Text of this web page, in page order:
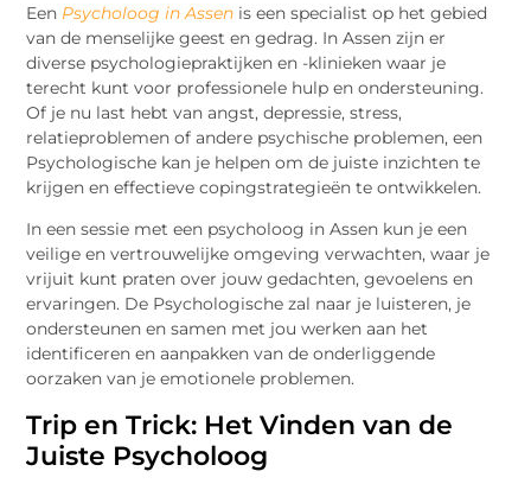
Een Psycholoog in Assen is een specialist op het gebied
van de menselijke geest en gedrag. In Assen zijn er
diverse psychologiepraktijken en -klinieken waar je
terecht kunt voor professionele hulp en ondersteuning.
Of je nu last hebt van angst, depressie, stress,
relatieproblemen of andere psychische problemen, een
Psychologische kan je helpen om de juiste inzichten te
krijgen en effectieve copingstrategieën te ontwikkelen.
In een sessie met een psycholoog in Assen kun je een
veilige en vertrouwelijke omgeving verwachten, waar je
vrijuit kunt praten over jouw gedachten, gevoelens en
ervaringen. De Psychologische zal naar je luisteren, je
ondersteunen en samen met jou werken aan het
identificeren en aanpakken van de onderliggende
oorzaken van je emotionele problemen.
Trip en Trick: Het Vinden van de
Juiste Psycholoog